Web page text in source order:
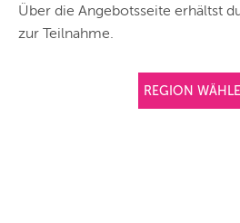
Über die Angebotsseite erhältst
zur Teilnahme.
REGION